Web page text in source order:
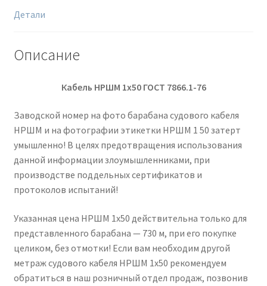
Детали
Описание
Кабель НРШМ 1х50 ГОСТ 7866.1-76
Заводской номер на фото барабана судового кабеля
НРШМ и на фотографии этикетки НРШМ 1 50 затерт
умышленно! В целях предотвращения использования
данной информации злоумышленниками, при
производстве поддельных сертификатов и
протоколов испытаний!
Указанная цена НРШМ 1х50 действительна только для
представленного барабана — 730 м, при его покупке
целиком, без отмотки! Если вам необходим другой
метраж судового кабеля НРШМ 1х50 рекомендуем
обратиться в наш розничный отдел продаж, позвонив